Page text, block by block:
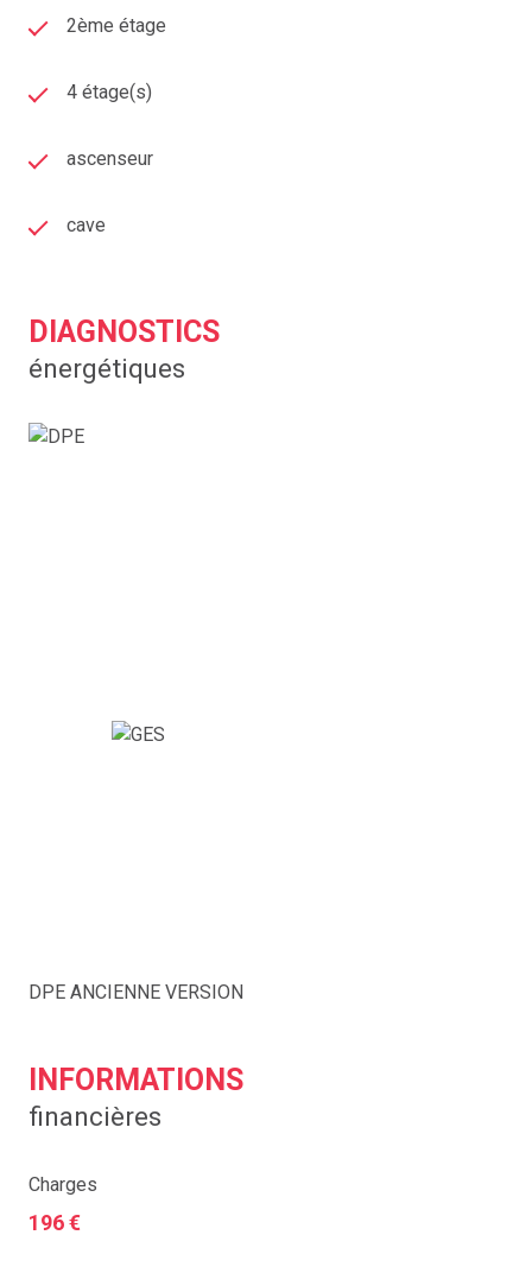
2ème étage
4 étage(s)
ascenseur
cave
DIAGNOSTICS
énergétiques
DPE ANCIENNE VERSION
INFORMATIONS
financières
Charges
196 €